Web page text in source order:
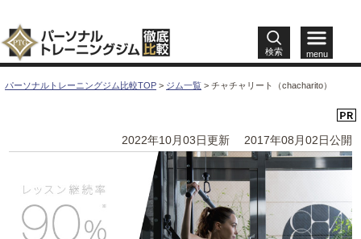
検索 menu
パーソナルトレーニングジム比較TOP > ジム一覧 > チャチャリート（chacharito）
2022年10月03日更新 2017年08月02日公開